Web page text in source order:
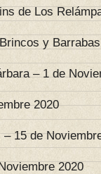
de Los
y
– 1 de
2020
15 de
2020